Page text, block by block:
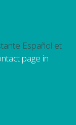
Español et
page in